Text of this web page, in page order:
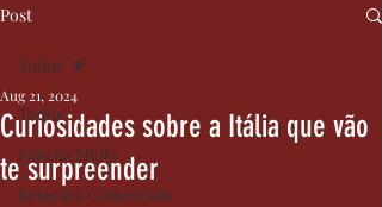
Post
Todos
Saiu na Mídia
Relações Comerciais
Todos
Curiosidades sobre a Itália que vão
te surpreender
Aug 21, 2024